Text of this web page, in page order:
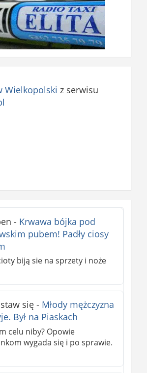
Wielkopolski z serwisu
- Krwawa bójka pod
pubem! Padły ciosy
biją sie na sprzety i noże
się- Młody mężczyzna
Był na Piaskach
celu niby? Opowie
wygada się i po sprawie.